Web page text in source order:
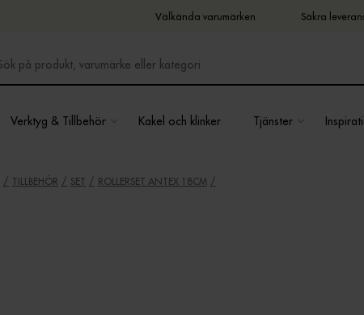
Välkända varumärken Säkra
Verktyg & Tillbehör Kakel och klinker Tjänster
TILLBEHÖR SET ROLLERSET ANTEX 18CM